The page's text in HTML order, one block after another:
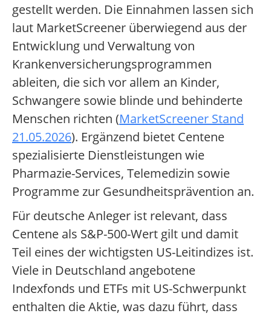
gestellt werden. Die Einnahmen lassen sich
laut MarketScreener überwiegend aus der
Entwicklung und Verwaltung von
Krankenversicherungsprogrammen
ableiten, die sich vor allem an Kinder,
Schwangere sowie blinde und behinderte
Menschen richten (MarketScreener Stand
21.05.2026). Ergänzend bietet Centene
spezialisierte Dienstleistungen wie
Pharmazie-Services, Telemedizin sowie
Programme zur Gesundheitsprävention an.
Für deutsche Anleger ist relevant, dass
Centene als S&P-500-Wert gilt und damit
Teil eines der wichtigsten US-Leitindizes ist.
Viele in Deutschland angebotene
Indexfonds und ETFs mit US-Schwerpunkt
enthalten die Aktie, was dazu führt, dass